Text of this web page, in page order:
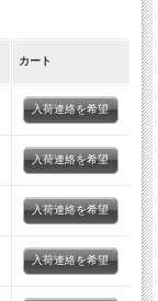
カート
入荷連絡を希望
入荷連絡を希望
入荷連絡を希望
入荷連絡を希望